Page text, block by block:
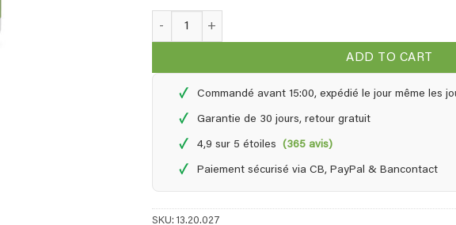
EcoHome désodorisant naturel - 0,25 litre quantity
ADD TO CART
✓ Commandé avant 15:00, expédié le jour même les
✓ Garantie de 30 jours, retour gratuit
✓ 4,9 sur 5 étoiles(365 avis)
✓ Paiement sécurisé via CB, PayPal & Bancontact
SKU: 13.20.027